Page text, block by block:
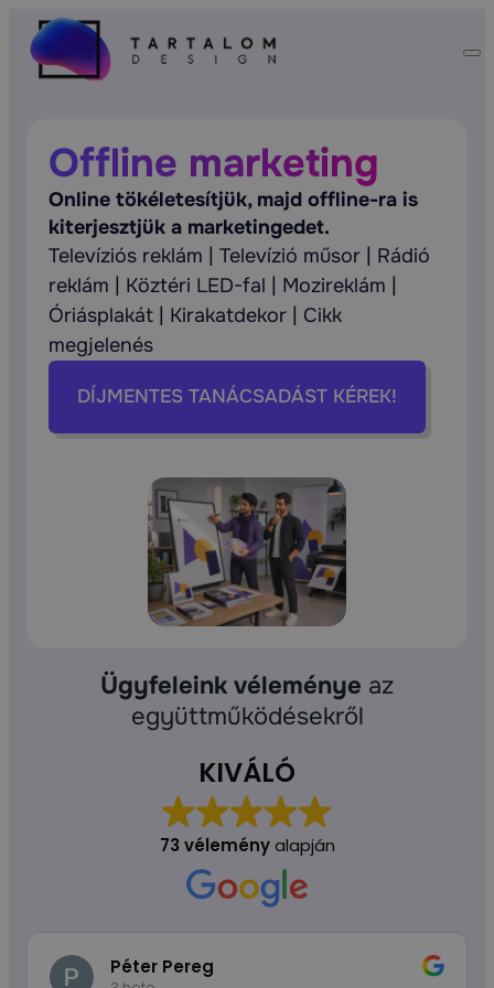
Offline marketing
Online tökéletesítjük, majd offline-ra is
kiterjesztjük a marketingedet.
Televíziós reklám | Televízió műsor | Rádió
reklám | Köztéri LED-fal | Mozireklám |
Óriásplakát | Kirakatdekor | Cikk
megjelenés
DÍJMENTES TANÁCSADÁST KÉREK!
Ügyfeleink véleménye az
együttműködésekről
KIVÁLÓ
73 véleményalapján
Péter Pereg